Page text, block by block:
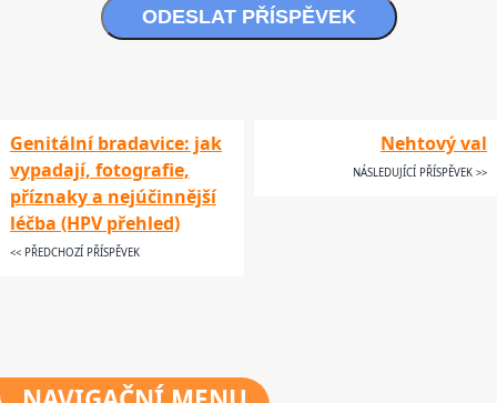
ODESLAT PŘÍSPĚVEK
Genitální bradavice: jak
vypadají, fotografie,
příznaky a nejúčinnější
léčba (HPV přehled)
<< PŘEDCHOZÍ PŘÍSPĚVEK
Nehtový val
NÁSLEDUJÍCÍ PŘÍSPĚVEK >>